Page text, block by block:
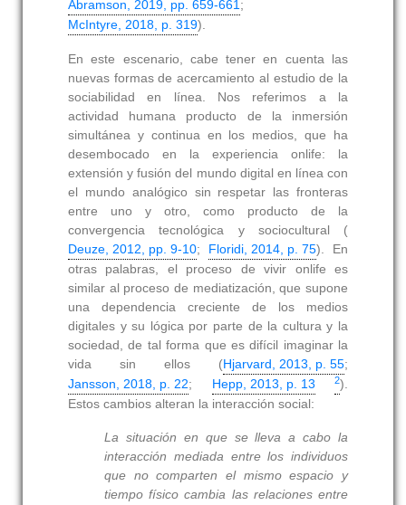
Abramson, 2019, pp. 659-661 ;
McIntyre, 2018, p. 319).
En este escenario, cabe tener en cuenta las
nuevas formas de acercamiento al estudio de la
sociabilidad en línea. Nos referimos a la
actividad humana producto de la inmersión
simultánea y continua en los medios, que ha
desembocado en la experiencia onlife: la
extensión y fusión del mundo digital en línea con
el mundo analógico sin respetar las fronteras
entre uno y otro, como producto de la
convergencia tecnológica y sociocultural (
Deuze, 2012, pp. 9-10; Floridi, 2014, p. 75). En
otras palabras, el proceso de vivir onlife es
similar al proceso de mediatización, que supone
una dependencia creciente de los medios
digitales y su lógica por parte de la cultura y la
sociedad, de tal forma que es difícil imaginar la
vida sin ellos (Hjarvard, 2013, p. 55;
Jansson, 2018, p. 22; Hepp, 2013, p. 13 2).
Estos cambios alteran la interacción social:
La situación en que se lleva a cabo la
interacción mediada entre los individuos
que no comparten el mismo espacio y
tiempo físico cambia las relaciones entre